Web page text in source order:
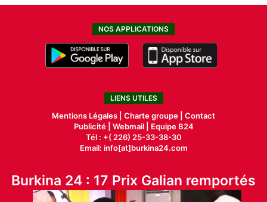
NOS APPLICATIONS
LIENS UTILES
Mentions Légales | Charte groupe | Contact
Publicité| Webmail |
Equipe B24
Tél : +( 226) 25-33-38-30
Email: info[at]burkina24.com
Burkina 24 : 17 Prix Galian remportés